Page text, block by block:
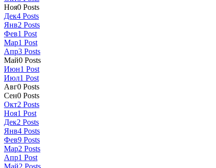
Ноя0 Posts
Дек4 Posts
Янв2 Posts
Фев1 Post
Мар1 Post
Апр3 Posts
Май0 Posts
Июн1 Post
Июл1 Post
Авг0 Posts
Сен0 Posts
Окт2 Posts
Ноя1 Post
Дек2 Posts
Янв4 Posts
Фев9 Posts
Мар2 Posts
Апр1 Post